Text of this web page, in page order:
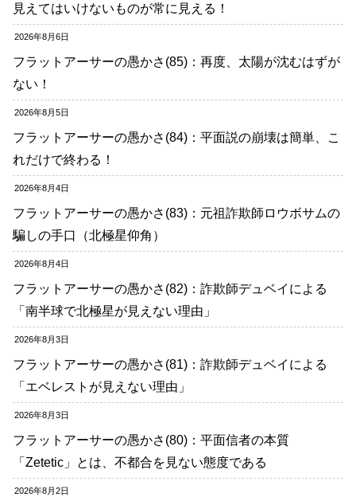
見えてはいけないものが常に見える！
2026年8月6日
フラットアーサーの愚かさ(85)：再度、太陽が沈むはずが
ない！
2026年8月5日
フラットアーサーの愚かさ(84)：平面説の崩壊は簡単、こ
れだけで終わる！
2026年8月4日
フラットアーサーの愚かさ(83)：元祖詐欺師ロウボサムの
騙しの手口（北極星仰角）
2026年8月4日
フラットアーサーの愚かさ(82)：詐欺師デュベイによる
「南半球で北極星が見えない理由」
2026年8月3日
フラットアーサーの愚かさ(81)：詐欺師デュベイによる
「エベレストが見えない理由」
2026年8月3日
フラットアーサーの愚かさ(80)：平面信者の本質
「Zetetic」とは、不都合を見ない態度である
2026年8月2日